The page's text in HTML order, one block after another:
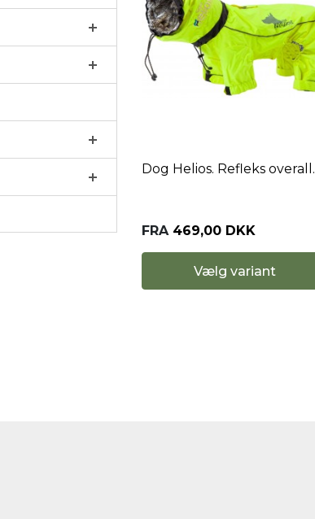
Dog Helios. Refleks overall.
FRA 469,00 DKK
Vælg variant